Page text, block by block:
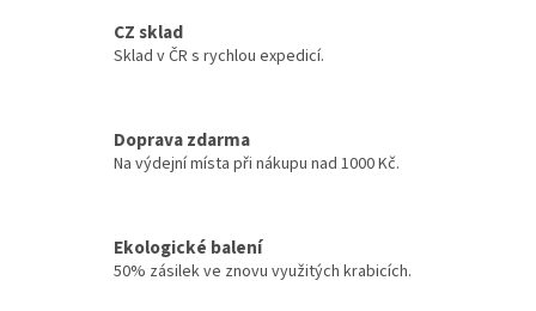
CZ sklad
Sklad v ČR s rychlou expedicí.
Doprava zdarma
Na výdejní místa při nákupu nad 1000 Kč.
Ekologické balení
50% zásilek ve znovu využitých krabicích.